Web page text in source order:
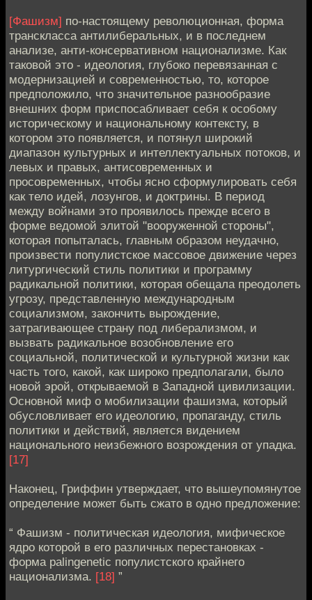
[Фашизм] по-настоящему революционная, форма
транскласса антилиберальных, и в последнем
анализе, анти-консервативном национализме. Как
таковой это - идеология, глубоко перевязанная с
модернизацией и современностью, то, которое
предположило, что значительное разнообразие
внешних форм приспосабливает себя к особому
историческому и национальному контексту, в
котором это появляется, и потянул широкий
диапазон культурных и интеллектуальных потоков, и
левых и правых, антисовременных и
просовременных, чтобы ясно сформулировать себя
как тело идей, лозунгов, и доктрины. В период
между войнами это проявилось прежде всего в
форме ведомой элитой "вооруженной стороны",
которая попыталась, главным образом неудачно,
произвести популистское массовое движение через
литургический стиль политики и программу
радикальной политики, которая обещала преодолеть
угрозу, представленную международным
социализмом, закончить вырождение,
затрагивающее страну под либерализмом, и
вызвать радикальное возобновление его
социальной, политической и культурной жизни как
часть того, какой, как широко предполагали, было
новой эрой, открываемой в Западной цивилизации.
Основной миф о мобилизации фашизма, который
обусловливает его идеологию, пропаганду, стиль
политики и действий, является видением
национального неизбежного возрождения от упадка.
[17]
Наконец, Гриффин утверждает, что вышеупомянутое
определение может быть сжато в одно предложение:
“ Фашизм - политическая идеология, мифическое
ядро которой в его различных перестановках -
форма palingenetic популистского крайнего
национализма. [18] ”